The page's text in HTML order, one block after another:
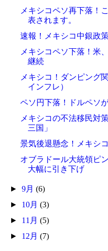
メキシコペソ再下落！
表されます。
速報！メキシコ中銀政
メキシコペソ下落！米
継続
メキシコ！ダンピング
インフレ）
ペソ円下落！ドルペソ
メキシコの不法移民対
三国」
景気後退懸念！メキシ
オブラドール大統領ピ
大幅に引き下げ
►9月(6)
► 10月(3)
► 11月(5)
► 12月(7)